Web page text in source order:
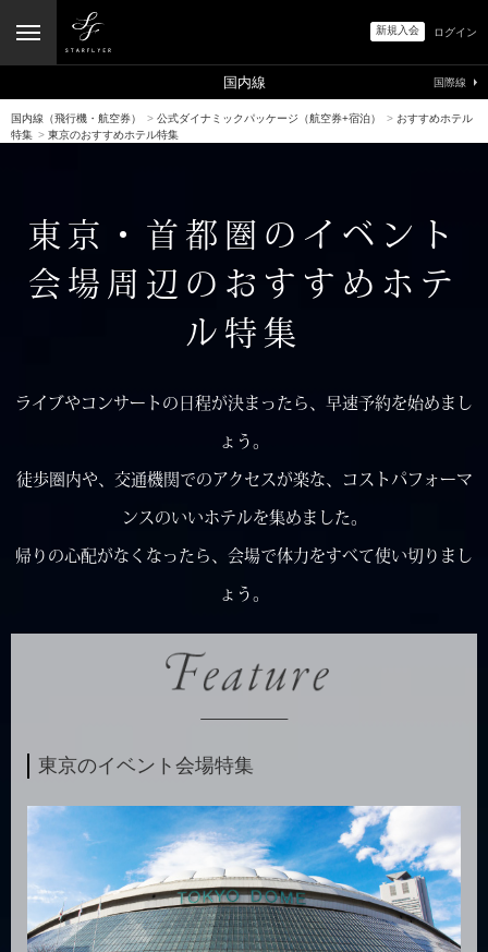
新規入会 ログイン
国内線（飛行機・航空券） > 公式ダイナミックパッケージ（航空券+宿泊） > おすすめホテル
特集 > 東京のおすすめホテル特集
東京・首都圏のイベント
会場周辺のおすすめホテ
ル特集
ライブやコンサートの日程が決まったら、早速予約を始めまし
ょう。
徒歩圏内や、交通機関でのアクセスが楽な、コストパフォーマ
ンスのいいホテルを集めました。
帰りの心配がなくなったら、会場で体力をすべて使い切りまし
ょう。
東京のイベント会場特集
国内線 国際線